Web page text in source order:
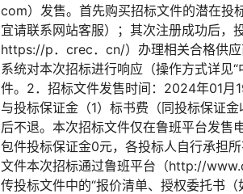
com）发售。首先购买招标文件的潜在投
宜请联系网站客服）；其次注册成功后，
https://p．crec．cn/）办理相关合格供应
系统对本次招标进行响应（操作方式详见
件。2．招标文件发售时间：2024年01
与投标保证金（1）标书费（同投标保证
后不退。本次招标文件仅在鲁班平台发售
包件投标保证金0元，各投标人自行承担
文件本次招标通过鲁班平台（http://
传投标文件中的“报价清单、授权委托书